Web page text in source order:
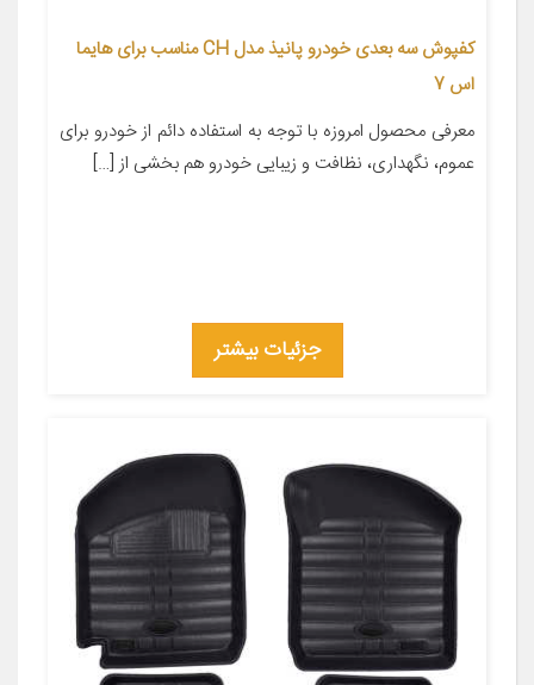
کفپوش سه بعدی خودرو پانیذ مدل CH مناسب برای هایما
اس 7
معرفی محصول امروزه با توجه به استفاده دائم از خودرو برای
عموم، نگهداری، نظافت و زیبایی خودرو هم بخشی از […]
جزئیات بیشتر